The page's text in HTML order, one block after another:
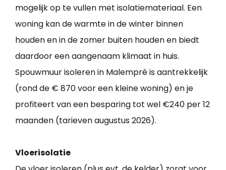
mogelijk op te vullen met isolatiemateriaal. Een
woning kan de warmte in de winter binnen
houden en in de zomer buiten houden en biedt
daardoor een aangenaam klimaat in huis.
Spouwmuur isoleren in Malempré is aantrekkelijk
(rond de € 870 voor een kleine woning) en je
profiteert van een besparing tot wel €240 per 12
maanden (tarieven augustus 2026).
Vloerisolatie